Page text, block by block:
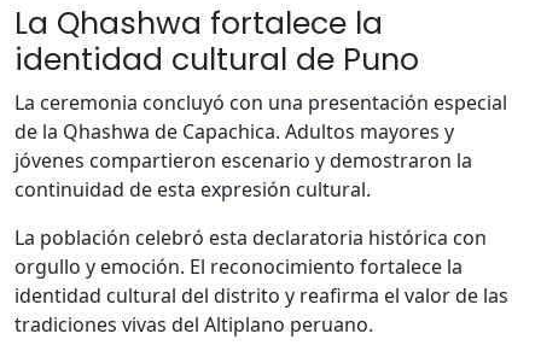
La Qhashwa fortalece la
identidad cultural de Puno
La ceremonia concluyó con una presentación especial
de la Qhashwa de Capachica. Adultos mayores y
jóvenes compartieron escenario y demostraron la
continuidad de esta expresión cultural.
La población celebró esta declaratoria histórica con
orgullo y emoción. El reconocimiento fortalece la
identidad cultural del distrito y reafirma el valor de las
tradiciones vivas del Altiplano peruano.